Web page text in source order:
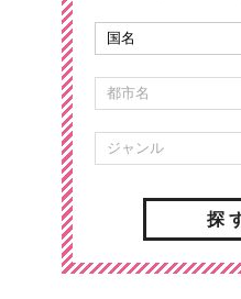
探